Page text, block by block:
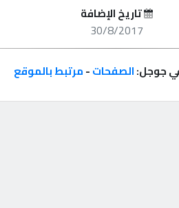
تاريخ الإضافة
30/8/2017
جوجل:الصفحات-مرتبط بالموقع